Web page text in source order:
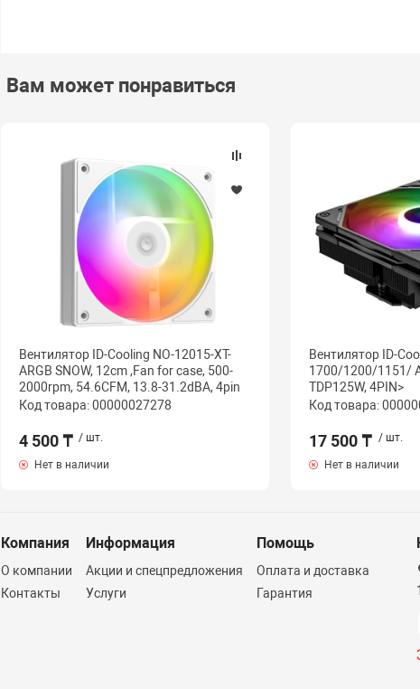
Вам может понравиться
Вентилятор ID-Cooling NO-12015-XT-
ARGB SNOW, 12cm ,Fan for case, 500-
2000rpm, 54.6CFM, 13.8-31.2dBA, 4pin
Код товара: 00000027278
4 500 ₸ / шт.
Нет в наличии
Вентилятор ID-
1700/1200/1151/
TDP125W, 4PIN>
Код товара:
17 500 ₸ / шт.
Нет в наличии
Компания
О компании
Контакты
Информация
Акции и спецпредложения
Услуги
Помощь
Оплата и доставка
Гарантия